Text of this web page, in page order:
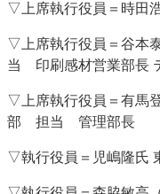
▽上席執行役員＝時田
▽上席執行役員＝谷本
当 印刷感材営業部長
▽上席執行役員＝有馬
部 担当 管理部長
▽執行役員＝児嶋隆氏